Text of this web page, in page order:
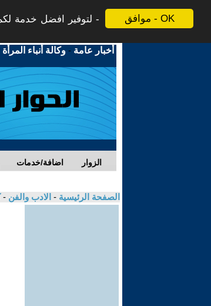
موافق - OK
لتوفير افضل خدمة
أخبار عامة -وكالة أنباء المرأة
اضافة/خدمات الزوار
الصفحة الرئيسية - الادب والفن -